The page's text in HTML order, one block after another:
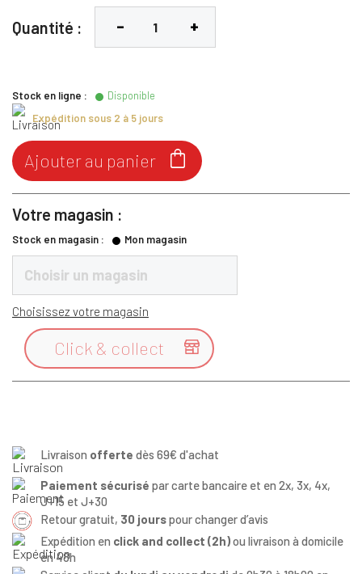
Quantité :
Stock en ligne :
Disponible
Expédition sous 2 à 5 jours

Ajouter au panier
Votre magasin :
Stock en magasin : Mon magasin
Choisir un magasin
Choisissez votre magasin

Click & collect
Livraison offerte dès 69€ d'achat
Paiement sécurisé par carte bancaire et en 2x, 3x, 4x,
J+15 et J+30
Retour gratuit, 30 jourspour changer d’avis
Expédition en click and collect (2h)ou livraison à domicile
en 48h